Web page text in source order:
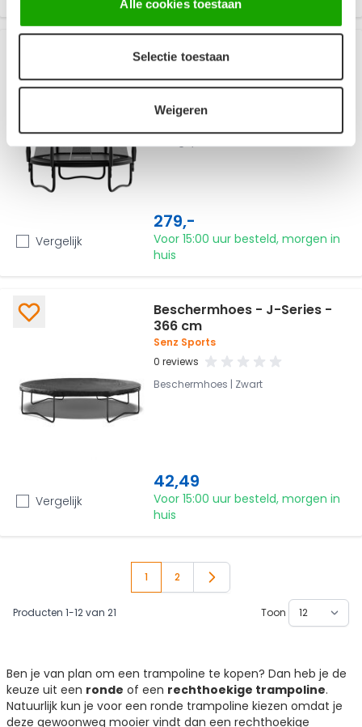
Alle cookies toestaan
Selectie toestaan
Weigeren
6 reviews
J7000 Series - 244 cm -
Zwart - Trampoline
Senz Sports
279,-
Voor 15:00 uur besteld, morgen in
huis
Vergelijk
0 reviews
Beschermhoes - J-Series -
366 cm
Senz Sports
Beschermhoes | Zwart
42,49
Voor 15:00 uur besteld, morgen in
huis
Vergelijk
Producten 1-12van 21
Je leest momenteel pagina
1 Pagina
2
Toon
Ben je van plan om een trampoline te kopen? Dan heb je de
keuze uit een ronde of een rechthoekige trampoline.
Natuurlijk kun je voor een ronde trampoline kiezen omdat je
deze gewoonweg mooier vindt dan een rechthoekige